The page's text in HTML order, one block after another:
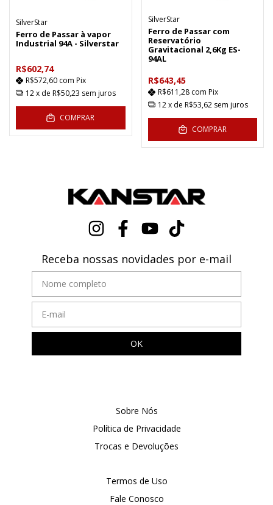
SilverStar
Ferro de Passar à vapor
Industrial 94A - Silverstar
R$602,74
R$572,60 com Pix
12x de R$50,23 sem juros
COMPRAR
SilverStar
Ferro de Passar com
Reservatório
Gravitacional 2,6Kg ES-
94AL
R$643,45
R$611,28 com Pix
12 x de R$53,62 sem juros
COMPRAR
Receba nossas novidades por e-mail
Sobre Nós
Política de Privacidade
Trocas e Devoluções
Termos de Uso
Fale Conosco